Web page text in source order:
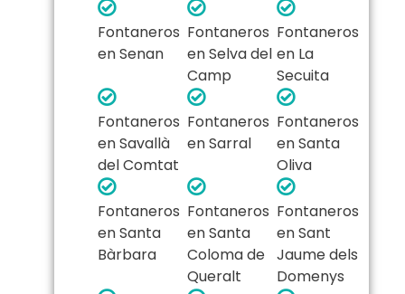
Fontaneros
en Senan
Fontaneros
en Selva del
Camp
Fontaneros
en La
Secuita
Fontaneros
en Savallà
del Comtat
Fontaneros
en Sarral
Fontaneros
en Santa
Oliva
Fontaneros
en Santa
Bàrbara
Fontaneros
en Santa
Coloma de
Queralt
Fontaneros
en Sant
Jaume dels
Domenys